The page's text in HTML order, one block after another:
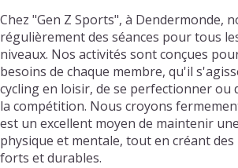
Chez "Gen Z Sports", à Dendermonde,
régulièrement des séances pour tous
niveaux. Nos activités sont conçues
besoins de chaque membre, qu'il
cycling en loisir, de se perfectionner ou
la compétition. Nous croyons
est un excellent moyen de maintenir
physique et mentale, tout en créant des
forts et durables.